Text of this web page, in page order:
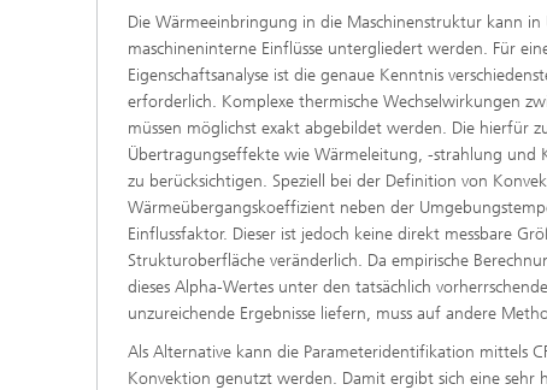
Die Wärmeeinbringung in die Maschinenstruktur kann in
maschineninterne Einflüsse untergliedert werden. Für
Eigenschaftsanalyse ist die genaue Kenntnis
erforderlich. Komplexe thermische Wechselwirkungen
müssen möglichst exakt abgebildet werden. Die hierfür
Übertragungseffekte wie Wärmeleitung, -strahlung und
zu berücksichtigen. Speziell bei der Definition von
Wärmeübergangskoeffizient neben der
Einflussfaktor. Dieser ist jedoch keine direkt messbare
Strukturoberfläche veränderlich. Da empirische
dieses Alpha-Wertes unter den tatsächlich
unzureichende Ergebnisse liefern, muss auf andere
Als Alternative kann die Parameteridentifikation mittels
Konvektion genutzt werden. Damit ergibt sich eine sehr